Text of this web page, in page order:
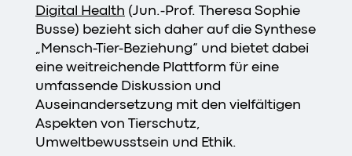
Digital Health (Jun.-Prof. Theresa Sophie
Busse) bezieht sich daher auf die Synthese
„Mensch-Tier-Beziehung“ und bietet dabei
eine weitreichende Plattform für eine
umfassende Diskussion und
Auseinandersetzung mit den vielfältigen
Aspekten von Tierschutz,
Umweltbewusstsein und Ethik.